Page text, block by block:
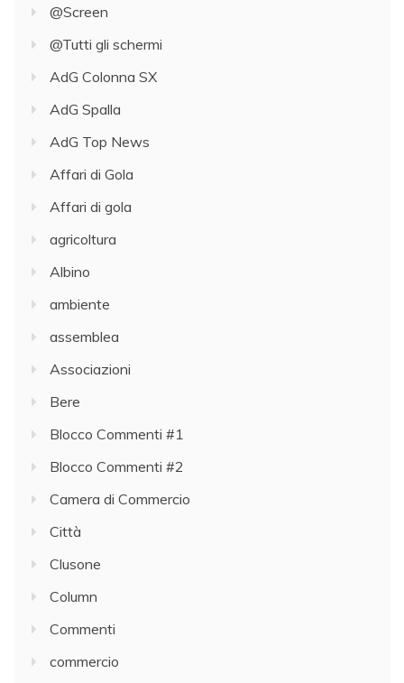
@Screen
@Tutti gli schermi
AdG Colonna SX
AdG Spalla
AdG Top News
Affari di Gola
Affari di gola
agricoltura
Albino
ambiente
assemblea
Associazioni
Bere
Blocco Commenti #1
Blocco Commenti #2
Camera di Commercio
Città
Clusone
Column
Commenti
commercio